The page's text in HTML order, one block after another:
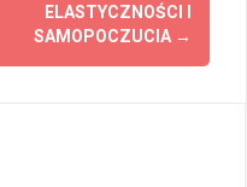
ELASTYCZNOŚCI I
SAMOPOCZUCIA →